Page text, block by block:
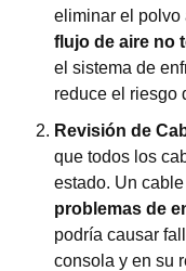
eliminar el polvo
flujo de aire no
el sistema de
reduce el riesgo
Revisión de
que todos los
estado. Un
problemas de
podría causar
consola y en su